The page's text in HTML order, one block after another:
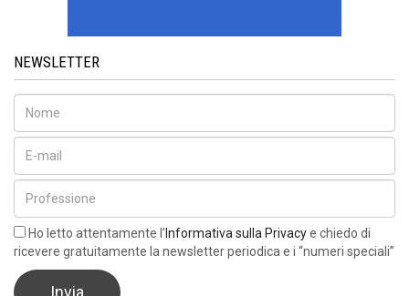
NEWSLETTER
Ho letto attentamente l’ Informativa sulla Privacye chiedo di
ricevere gratuitamente la newsletter periodica e i “numeri speciali”